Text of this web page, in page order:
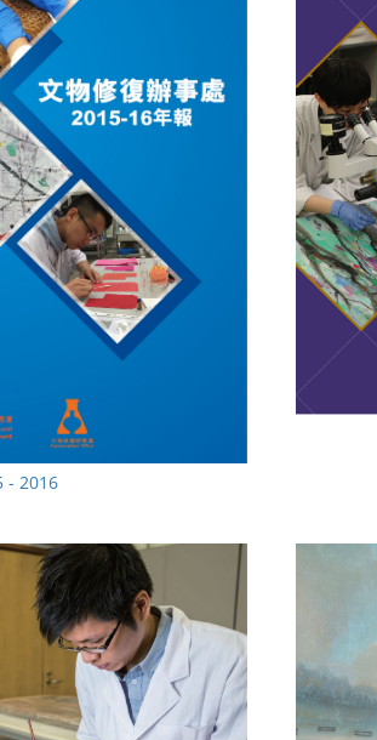
- 2016